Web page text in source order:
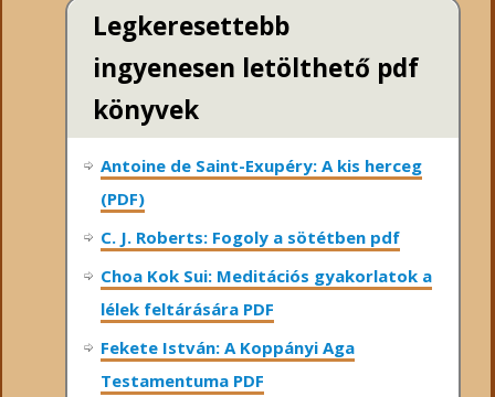
Legkeresettebb
ingyenesen letölthető pdf
könyvek
Antoine de Saint-Exupéry: A kis herceg
(PDF)
C. J. Roberts: Fogoly a sötétben pdf
Choa Kok Sui: Meditációs gyakorlatok a
lélek feltárására PDF
Fekete István: A Koppányi Aga
Testamentuma PDF